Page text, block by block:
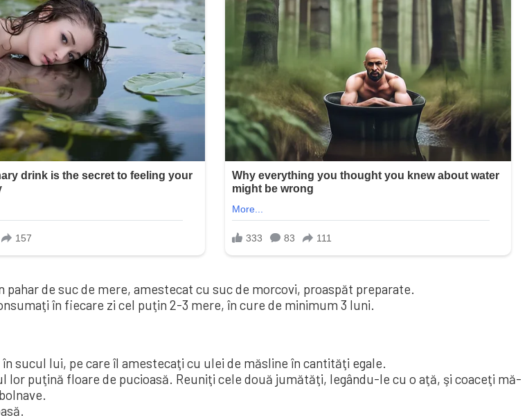
pahar de suc de mere, amestecat cu suc de morcovi, proaspăt preparate.
în fiecare zi cel pu­ţin 2-3 mere, în cure de minimum 3 luni.
sucul lui, pe care îl amestecaţi cu ulei de măsline în cantităţi egale.
lor puţină floa­re de pucioasă. Re­u­­niţi cele două ju­mă­tăţi, legân­du-le cu o aţă, şi coa­ceţi mă­